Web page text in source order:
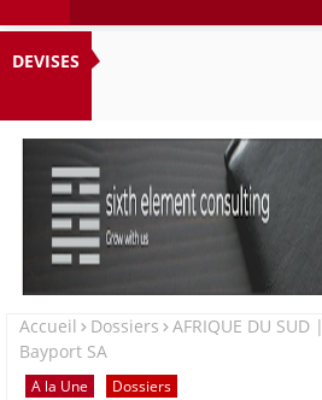
DEVISES
Accueil Dossiers
AFRIQUE DU
Bayport SA
A la Une Dossiers